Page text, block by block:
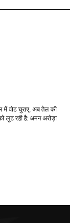
में वोट चुराए, अब तेल की
लूट रही है: अमन अरोड़ा